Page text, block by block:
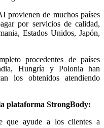
provienen de muchos países
por servicios de calidad,
Estados Unidos, Japón,
procedentes de países
Hungría y Polonia han
los obtenidos atendiendo
plataforma StrongBody:
que ayude a los clientes a